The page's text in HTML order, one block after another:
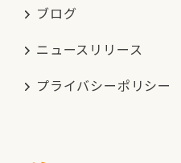
ブログ
ニュースリリース
プライバシーポリシー